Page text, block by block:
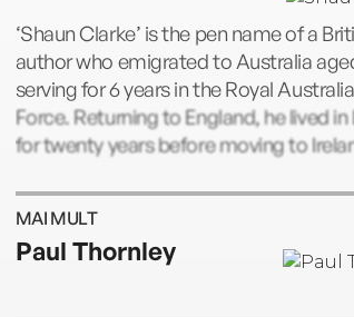
‘Shaun Clarke’ is the pen name of a
author who emigrated to Australia
serving for 6 years in the Royal
Force. Returning to England, he lived
for twenty years before moving to
MAI MULT
Paul Thornley